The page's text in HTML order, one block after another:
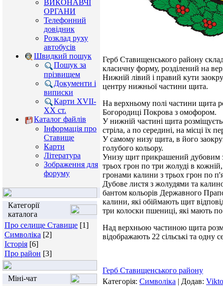
ВИКОНАВЧІ
ОРГАНИ
Телефонний
довідник
Розклад руху
автобусів
Швидкий пошук
Пошук за
прізвищем
Документи і
виписки
Карти XVII-
XX ст.
Каталог файлів
Інформація про
Ставище
Карти
Література
Зображення для
форуму
Категорії
каталога
Про селище Ставище [1]
Символіка [2]
Історія [6]
Про район [3]
Міні-чат
Герб Ставищенського району
класичну форму, розділений на
Нижній лівий і правий кути
центру нижньої частини щита.
На верхньому полі частини щита
Богородиці Покрова з омофором.
У нижній частині щита
стріла, а по середині, на місці їх
У самому низу щита, в його
голубого кольору.
Унизу щит прикрашений дубовим
трьох грон по три жолуді в
гронами калини з трьох грон по
Дубове листя з жолудями та
бантом кольорів Державного
калини, які обіймають щит
три колоски пшениці, які мають
Над верхньою частиною щита
відображають 22 сільські та
Герб Ставищенського району
Категорія: Символіка | Додав: